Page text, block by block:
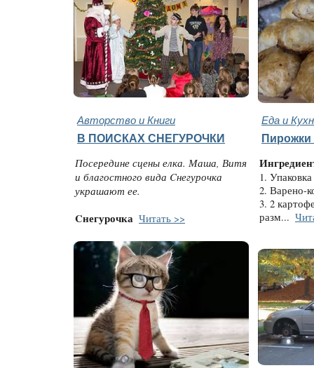
Авторство и Книги Еда и
В ПОИСКАХ СНЕГУРОЧКИ
Посередине сцены елка. Маша, Витя
и благостного вида Cнегурочка
украшают ее.
Cнегурочка Читать >>
Пирожки
1.
2. Варено-
3. 2
разм...